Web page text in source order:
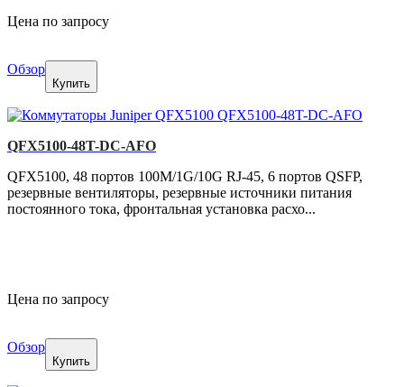
Цена по запросу
Обзор
Купить
QFX5100-48T-DC-AFO
QFX5100, 48 портов 100M/1G/10G RJ-45, 6 портов QSFP,
резервные вентиляторы, резервные источники питания
постоянного тока, фронтальная установка расхо...
Цена по запросу
Обзор
Купить